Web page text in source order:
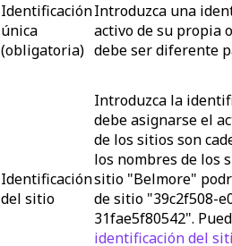
Identificación
única
(obligatoria)
Introduzca una
activo de su propia
debe ser diferente
Identificación
del sitio
Introduzca la
debe asignarse el
de los sitios son
los nombres de los
sitio "Belmore"
de sitio "39c2f508-
31fae5f80542".
identificación del